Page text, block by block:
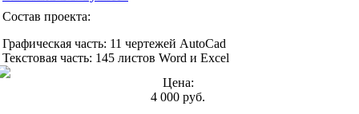
Состав проекта:
Графическая часть: 11 чертежей AutoCad
Текстовая часть: 145 листов Word и Excel
Цена:
4 000 руб.